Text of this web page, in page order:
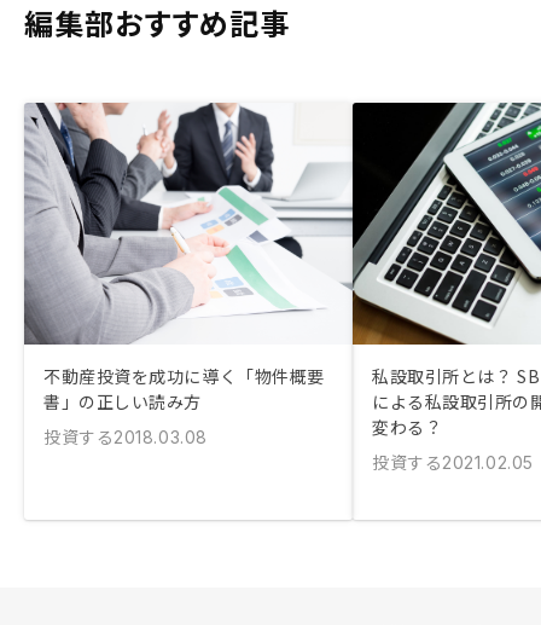
編集部おすすめ記事
不動産投資を成功に導く「物件概要
書」の正しい読み方
投資する2018.03.08
私設取引所とは？
による私設取引所の
変わる？
投資する2021.02.05